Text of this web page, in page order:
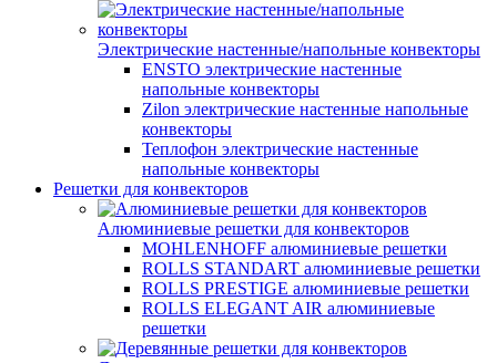
Электрические настенные/напольные конвекторы
ENSTO электрические настенные
напольные конвекторы
Zilon электрические настенные напольные
конвекторы
Теплофон электрические настенные
напольные конвекторы
Решетки для конвекторов
Алюминиевые решетки для конвекторов
MOHLENHOFF алюминиевые решетки
ROLLS STANDART алюминиевые решетки
ROLLS PRESTIGE алюминиевые решетки
ROLLS ELEGANT AIR алюминиевые
решетки